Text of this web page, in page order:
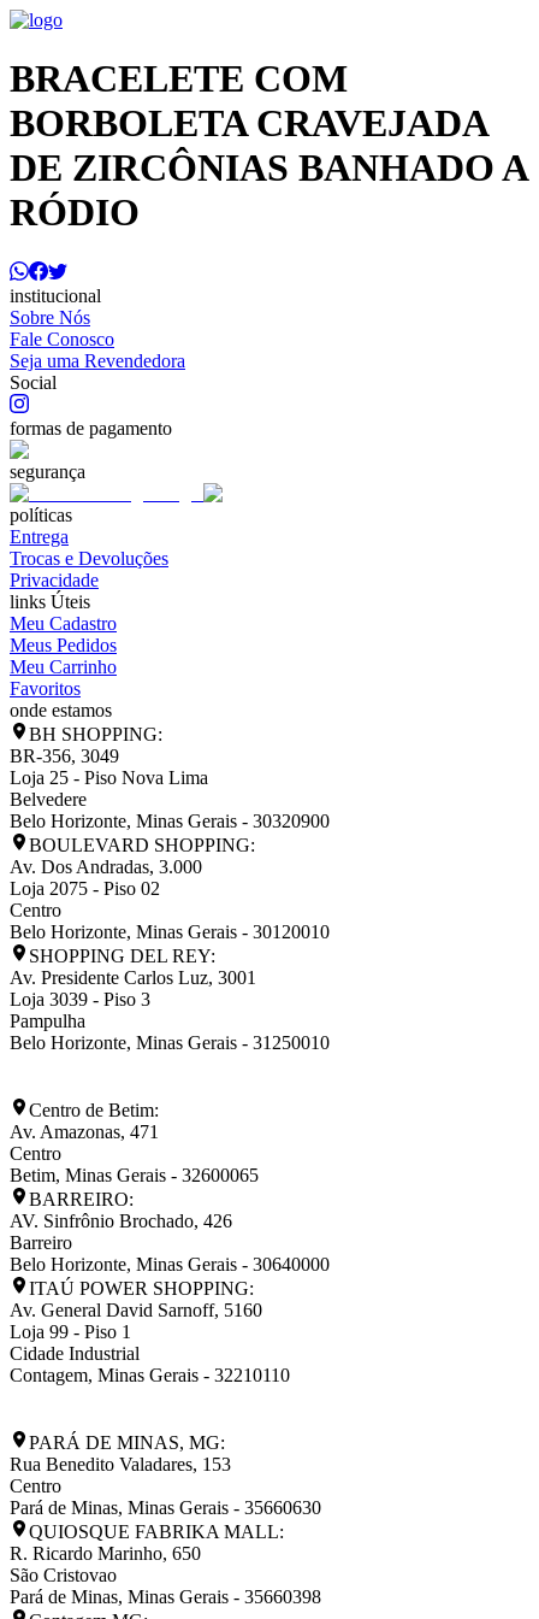
BRACELETE COM
BORBOLETA CRAVEJADA
DE ZIRCÔNIAS BANHADO A
RÓDIO
institucional
Sobre Nós
Fale Conosco
Seja uma Revendedora
Social
formas de pagamento
segurança
políticas
Entrega
Trocas e Devoluções
Privacidade
links Úteis
Meu Cadastro
Meus Pedidos
Meu Carrinho
Favoritos
onde estamos
BH SHOPPING:
BR-356, 3049
Loja 25 - Piso Nova Lima
Belvedere
Belo Horizonte, Minas Gerais - 30320900
BOULEVARD SHOPPING:
Av. Dos Andradas, 3.000
Loja 2075 - Piso 02
Centro
Belo Horizonte, Minas Gerais - 30120010
SHOPPING DEL REY:
Av. Presidente Carlos Luz, 3001
Loja 3039 - Piso 3
Pampulha
Belo Horizonte, Minas Gerais - 31250010
Centro de Betim:
Av. Amazonas, 471
Centro
Betim, Minas Gerais - 32600065
BARREIRO:
AV. Sinfrônio Brochado, 426
Barreiro
Belo Horizonte, Minas Gerais - 30640000
ITAÚ POWER SHOPPING:
Av. General David Sarnoff, 5160
Loja 99 - Piso 1
Cidade Industrial
Contagem, Minas Gerais - 32210110
PARÁ DE MINAS, MG:
Rua Benedito Valadares, 153
Centro
Pará de Minas, Minas Gerais - 35660630
QUIOSQUE FABRIKA MALL:
R. Ricardo Marinho, 650
São Cristovao
Pará de Minas, Minas Gerais - 35660398